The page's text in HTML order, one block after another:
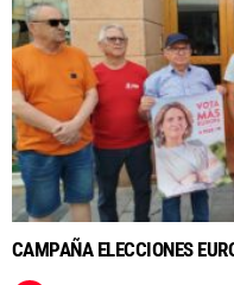
CAMPAÑA ELECCIONES